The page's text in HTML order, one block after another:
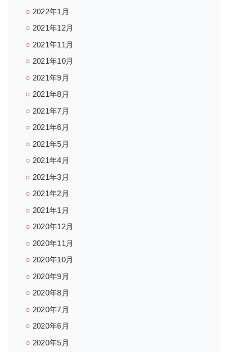
2022年1月
2021年12月
2021年11月
2021年10月
2021年9月
2021年8月
2021年7月
2021年6月
2021年5月
2021年4月
2021年3月
2021年2月
2021年1月
2020年12月
2020年11月
2020年10月
2020年9月
2020年8月
2020年7月
2020年6月
2020年5月